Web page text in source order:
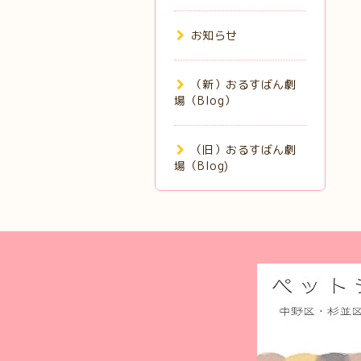
お知らせ
（新）おるすばん劇
場（Blog）
（旧）おるすばん劇
場（Blog)